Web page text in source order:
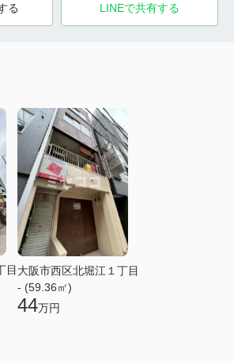
る LINEで共有する
目 大阪市西区北堀江１丁目
- (59.36㎡)
44万円